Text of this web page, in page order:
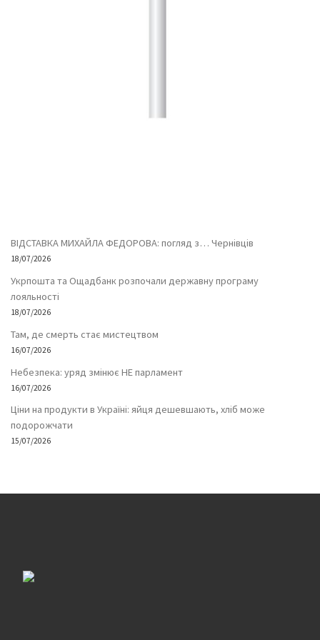
ВІДСТАВКА МИХАЙЛА ФЕДОРОВА: погляд з… Чернівців
18/07/2026
Укрпошта та Ощадбанк розпочали державну програму
лояльності
18/07/2026
Там, де смерть стає мистецтвом
16/07/2026
Небезпека: уряд змінює НЕ парламент
16/07/2026
Ціни на продукти в Україні: яйця дешевшають, хліб може
подорожчати
15/07/2026